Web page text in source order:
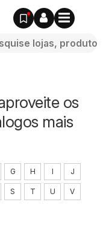
os
mais
G H I J
S T U V